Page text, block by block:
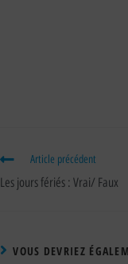
Article précédent
Les jours fériés : Vrai/ Faux
VOUS DEVRIEZ